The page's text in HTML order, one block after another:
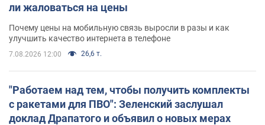
ли жаловаться на цены
Почему цены на мобильную связь выросли в разы и как
улучшить качество интернета в телефоне
7.08.2026 12:00 26,6 т.
"Работаем над тем, чтобы получить комплекты
с ракетами для ПВО": Зеленский заслушал
доклад Драпатого и объявил о новых мерах